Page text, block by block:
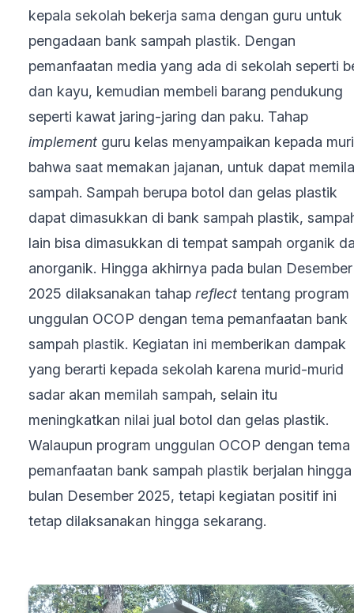
kepala sekolah bekerja sama dengan guru untuk
pengadaan bank sampah plastik. Dengan
pemanfaatan media yang ada di sekolah seperti
dan kayu, kemudian membeli barang pendukung
seperti kawat jaring-jaring dan paku. Tahap
implement guru kelas menyampaikan kepada
bahwa saat memakan jajanan, untuk dapat
sampah. Sampah berupa botol dan gelas plastik
dapat dimasukkan di bank sampah plastik,
lain bisa dimasukkan di tempat sampah organik
anorganik. Hingga akhirnya pada bulan Desember
2025 dilaksanakan tahap reflect tentang program
unggulan OCOP dengan tema pemanfaatan bank
sampah plastik. Kegiatan ini memberikan dampak
yang berarti kepada sekolah karena murid-murid
sadar akan memilah sampah, selain itu
meningkatkan nilai jual botol dan gelas plastik.
Walaupun program unggulan OCOP dengan tema
pemanfaatan bank sampah plastik berjalan hingga
bulan Desember 2025, tetapi kegiatan positif ini
tetap dilaksanakan hingga sekarang.